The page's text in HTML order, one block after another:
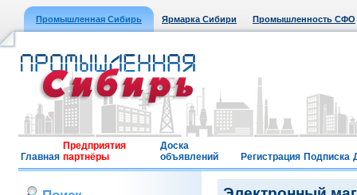
Промышленная Сибирь Ярмарка Сибири Промышленность СФО
Главная
Предприятия
партнёры
Доска
объявлений
Регистрация Подписка